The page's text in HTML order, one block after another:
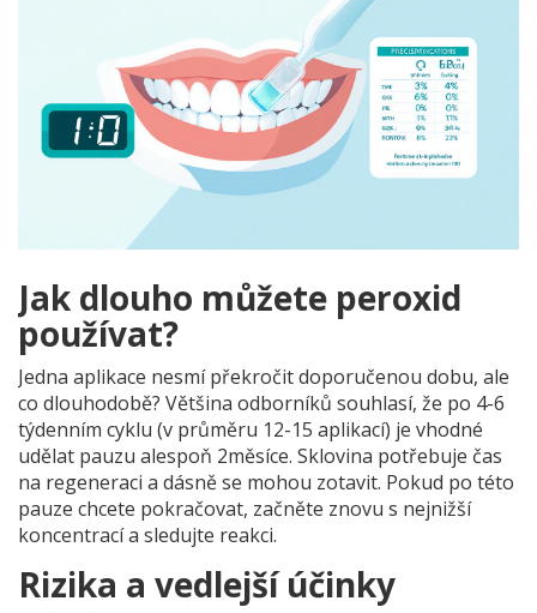
Jak dlouho můžete peroxid
používat?
Jedna aplikace nesmí překročit doporučenou dobu, ale
co dlouhodobě? Většina odborníků souhlasí, že po 4-6
týdenním cyklu (v průměru 12-15 aplikací) je vhodné
udělat pauzu alespoň 2měsíce. Sklovina potřebuje čas
na regeneraci a dásně se mohou zotavit. Pokud po této
pauze chcete pokračovat, začněte znovu s nejnižší
koncentrací a sledujte reakci.
Rizika a vedlejší účinky